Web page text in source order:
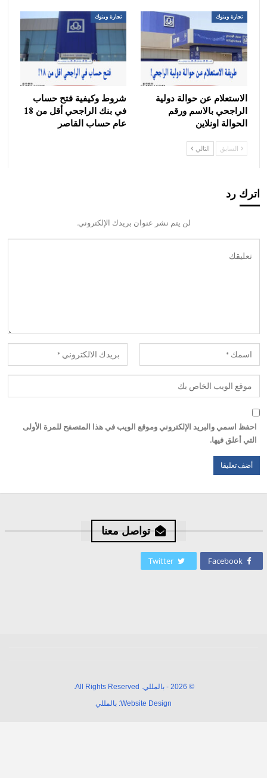
تجارة وبنوك
الاستعلام عن حوالة دولية
الراجحي بالاسم ورقم
الحوالة اونلاين
تجارة وبنوك
شروط وكيفية فتح حساب
في بنك الراجحي أقل من 18
عام حساب القاصر
السابق التالي
اترك رد
لن يتم نشر عنوان بريدك الإلكتروني.
احفظ اسمي والبريد الإلكتروني وموقع الويب في هذا المتصفح للمرة الأولى
التي أعلق فيها.
تواصل معنا
Facebook
Twitter
© 2026 - بالمللي. All Rights Reserved.
Website Design: بالمللي